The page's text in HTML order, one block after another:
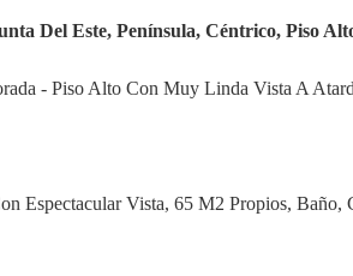
Del Este, Península, Céntrico, Piso
- Piso Alto Con Muy Linda Vista A
Espectacular Vista, 65 M2 Propios,